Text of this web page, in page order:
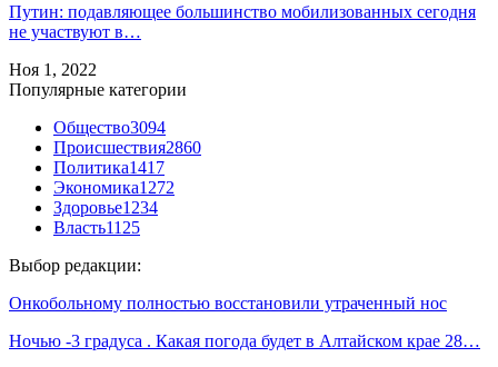
Путин: подавляющее большинство мобилизованных сегодня
не участвуют в…
Ноя 1, 2022
Популярные категории
Общество3094
Происшествия2860
Политика1417
Экономика1272
Здоровье1234
Власть1125
Выбор редакции:
Онкобольному полностью восстановили утраченный нос
Ночью -3 градуса . Какая погода будет в Алтайском крае 28…